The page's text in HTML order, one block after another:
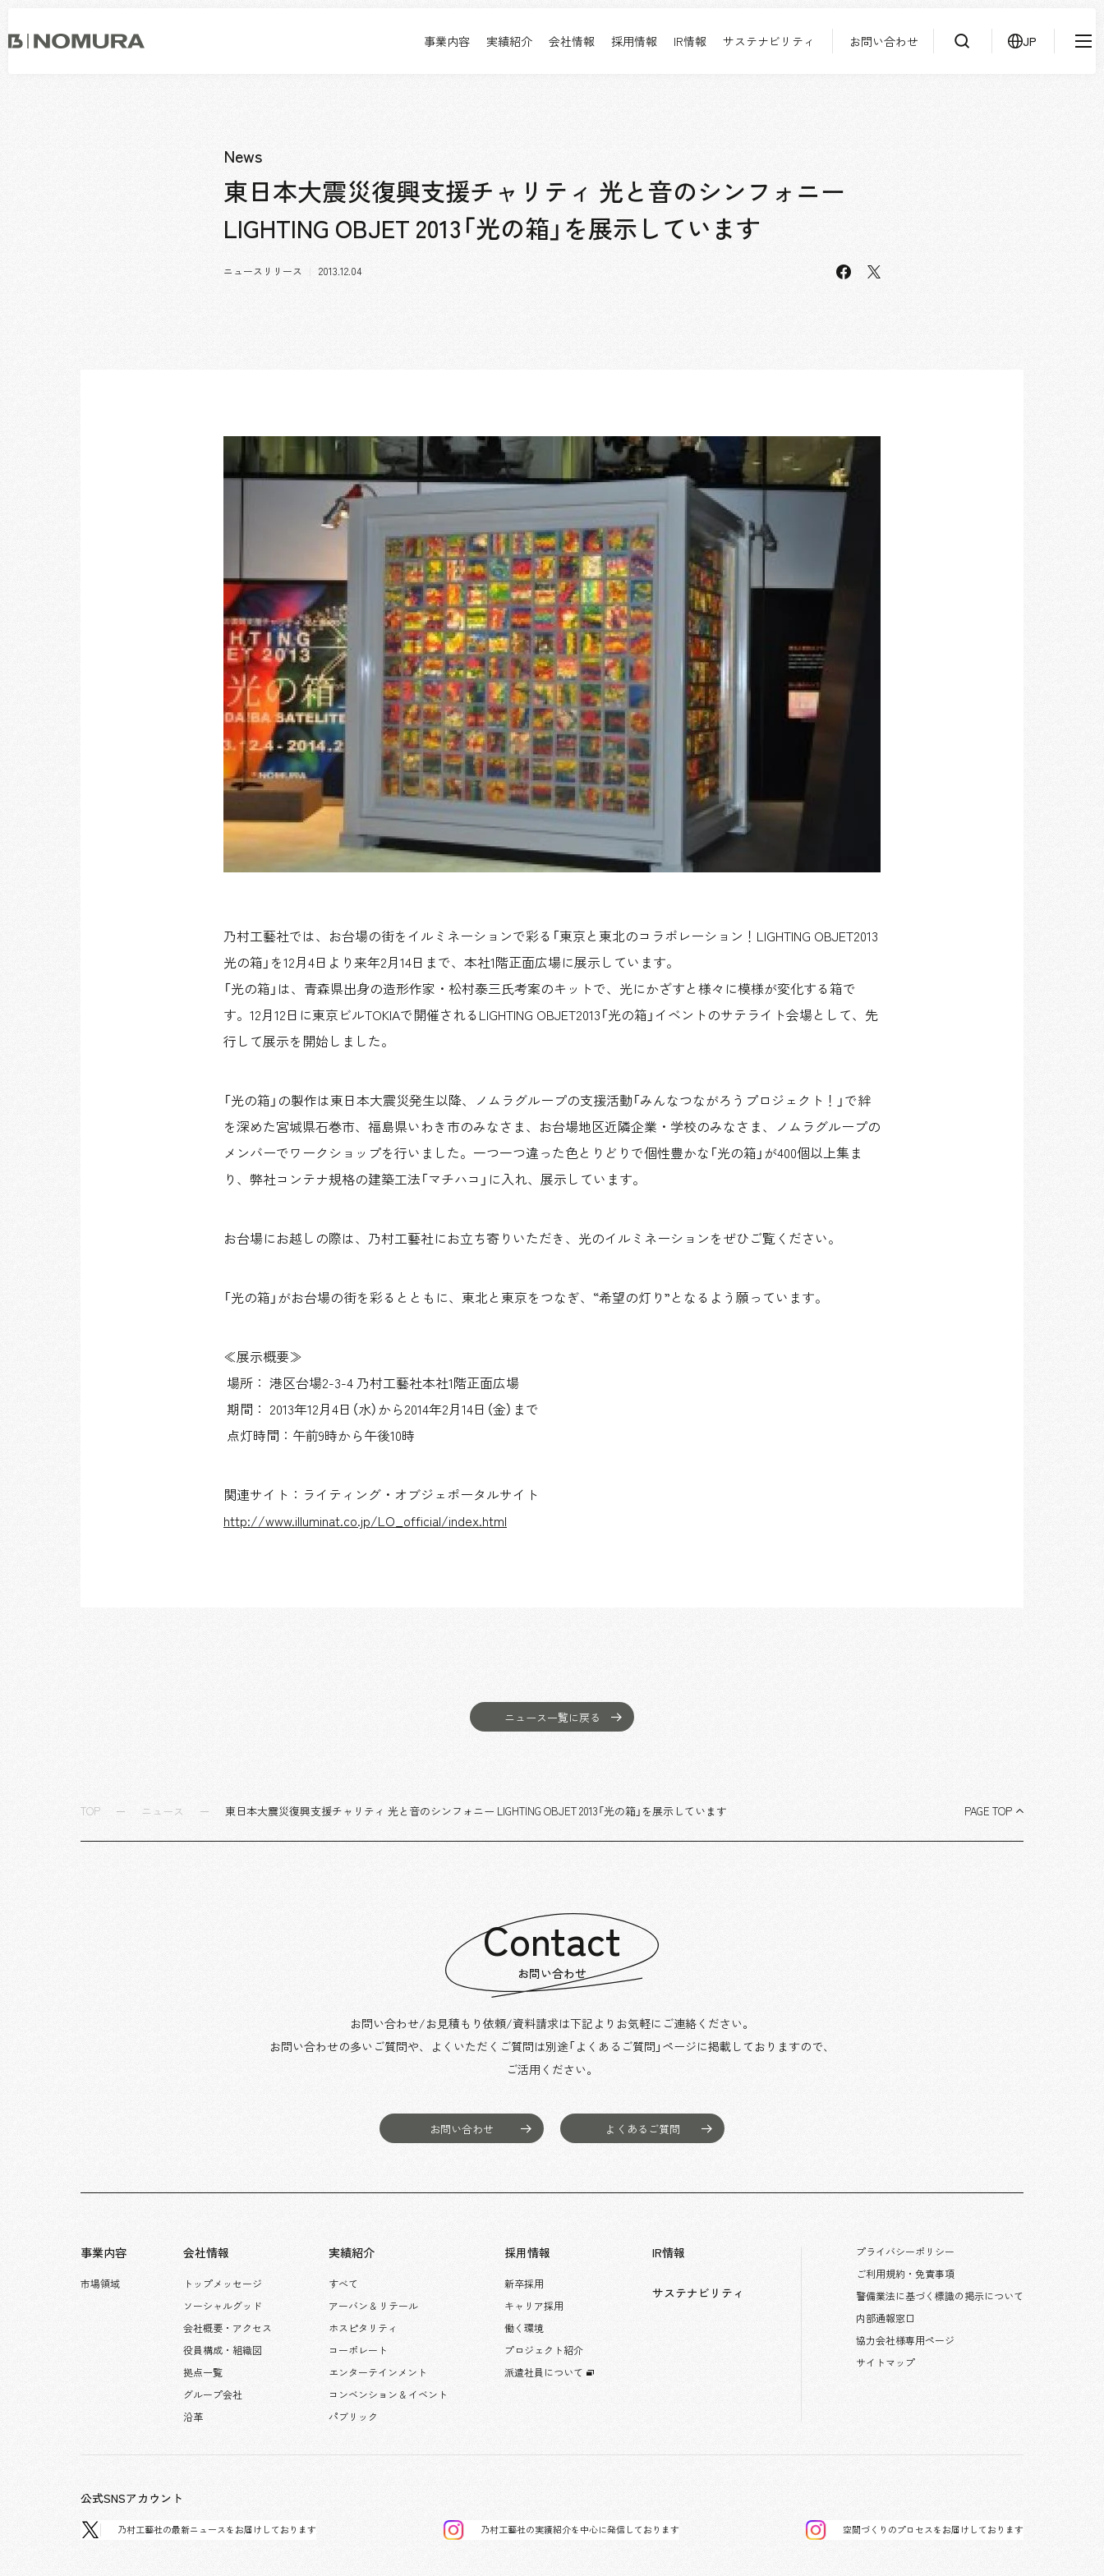
乃
村 事業内容 実績紹介 会社情報 採用情報 IR情報 サステナビリティ お問い合わせ JP
ソーシャルグッド
役員構成・組織図
拠点一覧
コーポレート
エンターテインメント
コンベンション & イベント
プロジェクト紹介
派遣社員について
News
東日本大震災復興支援チャリティ 光と音のシンフォニー
LIGHTING OBJET 2013「光の箱」を展示しています
ニュースリリース 2013.12.04 facebook
X
乃村工藝社では、お台場の街をイルミネーションで彩る「東京と東北のコラボレーション！LIGHTING OBJET2013
光の箱」を12月4日より来年2月14日まで、本社1階正面広場に展示しています。
「光の箱」は、青森県出身の造形作家・松村泰三氏考案のキットで、光にかざすと様々に模様が変化する箱で
す。12月12日に東京ビルTOKIAで開催されるLIGHTING OBJET2013「光の箱」イベントのサテライト会場として、先
行して展示を開始しました。
「光の箱」の製作は東日本大震災発生以降、ノムラグループの支援活動「みんなつながろうプロジェクト！」で絆
を深めた宮城県石巻市、福島県いわき市のみなさま、お台場地区近隣企業・学校のみなさま、ノムラグループの
メンバーでワークショップを行いました。一つ一つ違った色とりどりで個性豊かな「光の箱」が400個以上集ま
り、弊社コンテナ規格の建築工法「マチハコ」に入れ、展示しています。
お台場にお越しの際は、乃村工藝社にお立ち寄りいただき、光のイルミネーションをぜひご覧ください。
「光の箱」がお台場の街を彩るとともに、東北と東京をつなぎ、“希望の灯り”となるよう願っています。
≪展示概要≫
場所： 港区台場2-3-4 乃村工藝社本社1階正面広場
期間： 2013年12月4日（水）から2014年2月14日（金）まで
点灯時間：午前9時から午後10時
関連サイト：ライティング・オブジェポータルサイト
http://www.illuminat.co.jp/LO_official/index.html
ニュース一覧に戻る
TOP ニュース 東日本大震災復興支援チャリティ 光と音のシンフォニー LIGHTING OBJET 2013「光の箱」を展示しています PAGE TOP
Contact
お問い合わせ
お問い合わせ/お見積もり依頼/資料請求は下記よりお気軽にご連絡ください。
お問い合わせの多いご質問や、よくいただくご質問は別途「よくあるご質問」ページに掲載しておりますので、
ご活用ください。
お問い合わせ よくあるご質問
事業内容
市場領域
会社情報
トップメッセージ
ソーシャルグッド
会社概要・アクセス
役員構成・組織図
拠点一覧
グループ会社
沿革
実績紹介
すべて
アーバン & リテール
ホスピタリティ
コーポレート
エンターテインメント
コンベンション & イベント
パブリック
採用情報
新卒採用
キャリア採用
働く環境
プロジェクト紹介
派遣社員について
IR情報
サステナビリティ
プライバシーポリシー
ご利用規約・免責事項
警備業法に基づく標識の掲示について
内部通報窓口
協力会社様専用ページ
サイトマップ
公式SNSアカウント
乃村工藝社の最新ニュースをお届けしております 乃村工藝社の実績紹介を中心に発信しております 空間づくりのプロセスをお届けしております